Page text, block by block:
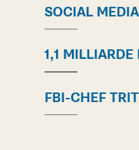
SOCIAL
1,1 MILLIARDE
FBI-CHEF